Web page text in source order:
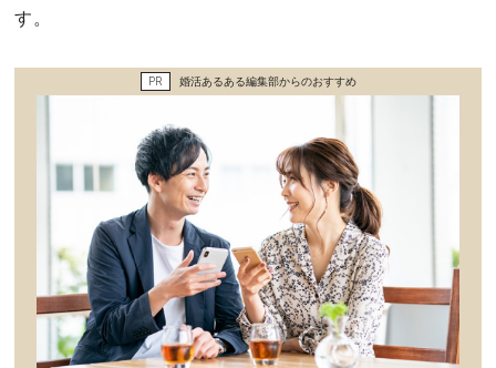
不倫・だめ男
カルチャー・トレンド・芸能
驚き
す。
PR 婚活あるある編集部からのおすすめ